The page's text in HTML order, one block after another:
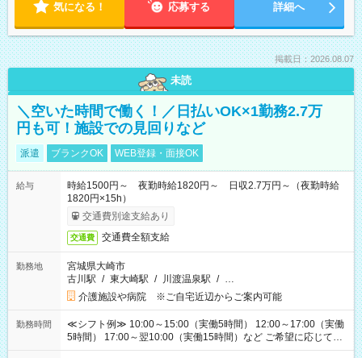
気になる！ 応募する 詳細へ
掲載日：2026.08.07
未読
＼空いた時間で働く！／日払いOK×1勤務2.7万
円も可！施設での見回りなど
派遣 ブランクOK WEB登録・面接OK
給与
時給1500円～ 夜勤時給1820円～ 日収2.7万円～（夜勤時給
1820円×15h）
交通費別途支給あり
交通費 交通費全額支給
勤務地
宮城県大崎市
古川駅 / 東大崎駅 / 川渡温泉駅 / …
介護施設や病院 ※ご自宅近辺からご案内可能
勤務時間
≪シフト例≫ 10:00～15:00（実働5時間） 12:00～17:00（実働
5時間） 17:00～翌10:00（実働15時間）など ご希望に応じて、
働く時間は調整できます！ お気軽に担当へ相談ください！